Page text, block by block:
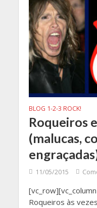
BLOG 1-2-3 ROCK!
Roqueiros
(malucas,
11/05/2015
Roqueiros às